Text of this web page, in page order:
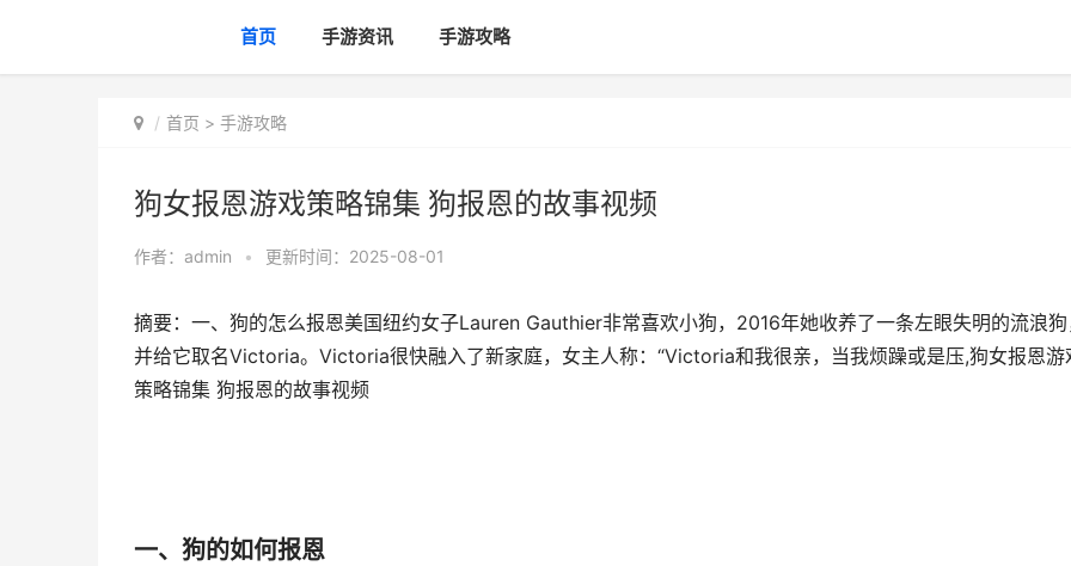
首页 手游资讯 手游攻略
首页 > 手游攻略
狗女报恩游戏策略锦集 狗报恩的故事视频
作者： admin • 更新时间：2025-08-01
摘要：一、狗的怎么报恩美国纽约女子Lauren Gauthier非常喜欢小狗，2016年她收养了一条左眼失明的流浪狗
并给它取名Victoria。Victoria很快融入了新家庭，女主人称：“Victoria和我很亲，当我烦躁或是压,狗女报恩游
策略锦集 狗报恩的故事视频
一、狗的如何报恩